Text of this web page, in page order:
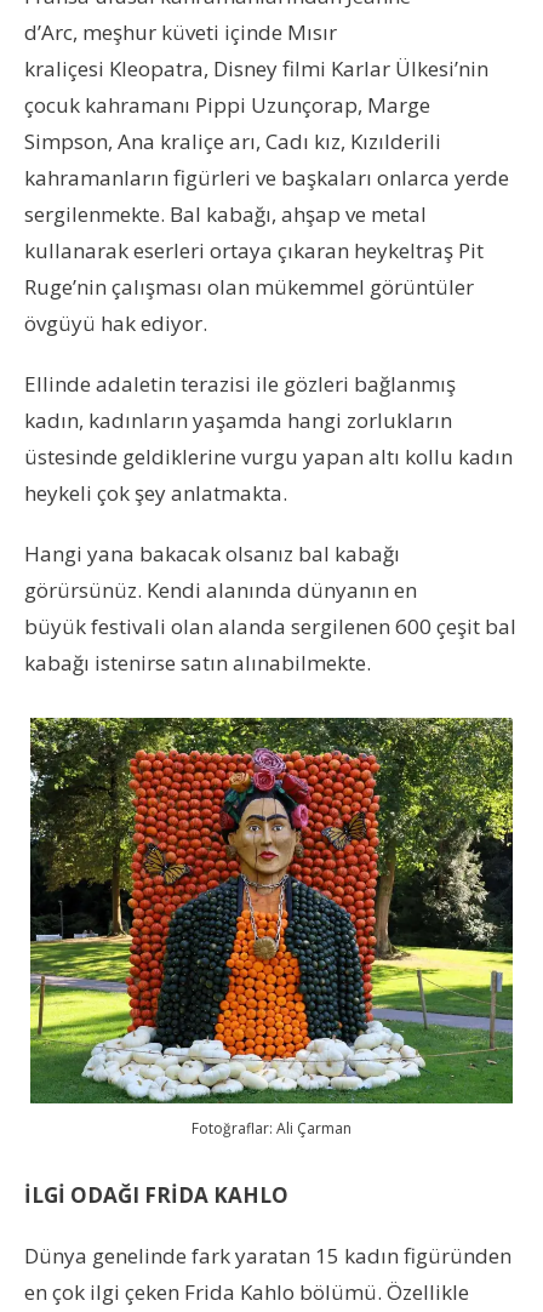
d’Arc, meşhur küveti içinde Mısır
kraliçesi Kleopatra, Disney filmi Karlar Ülkesi’nin
çocuk kahramanı Pippi Uzunçorap, Marge
Simpson, Ana kraliçe arı, Cadı kız, Kızılderili
kahramanların figürleri ve başkaları onlarca yerde
sergilenmekte. Bal kabağı, ahşap ve metal
kullanarak eserleri ortaya çıkaran heykeltraş Pit
Ruge’nin çalışması olan mükemmel görüntüler
övgüyü hak ediyor.
Ellinde adaletin terazisi ile gözleri bağlanmış
kadın, kadınların yaşamda hangi zorlukların
üstesinde geldiklerine vurgu yapan altı kollu kadın
heykeli çok şey anlatmakta.
Hangi yana bakacak olsanız bal kabağı
görürsünüz. Kendi alanında dünyanın en
büyük festivali olan alanda sergilenen 600 çeşit bal
kabağı istenirse satın alınabilmekte.
Fotoğraflar: Ali Çarman
İLGİ ODAĞI FRİDA KAHLO
Dünya genelinde fark yaratan 15 kadın figüründen
en çok ilgi çeken Frida Kahlo bölümü. Özellikle